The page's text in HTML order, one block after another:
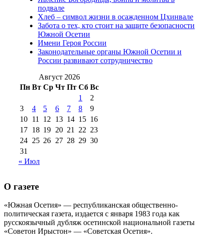
(15)№98 1 августа 2015 г
августа 2016 г(10)№98 5 июля 2014 г(10)
№98 8 августа 2013 г
августа 2012 г(14) №98+99 11 июля
2017 г(9)
№99 4 августа
2016 г(12) №99 8 июля 2014 г
августа 2012 г(11)
августа 2013 г
(12)
подвале
Хлеб – символ жизни в осажденном Цхинвале
Забота о тех, кто стоит на защите безопасности
Южной Осетии
Имени Героя России
Законодательные органы Южной Осетии и
России развивают сотрудничество
Август 2026
Пн Вт Ср Чт Пт Сб Вс
1
2
3
4 5 6 7 8
9
10 11 12 13 14 15 16
17 18 19 20 21 22 23
24 25 26 27 28 29 30
31
« Июл
О газете
«Южная Осетия» — республиканская общественно-
политическая газета, издается с января 1983 года как
русскоязычный дубляж осетинской национальной газеты
«Советон Ирыстон» — «Советская Осетия».